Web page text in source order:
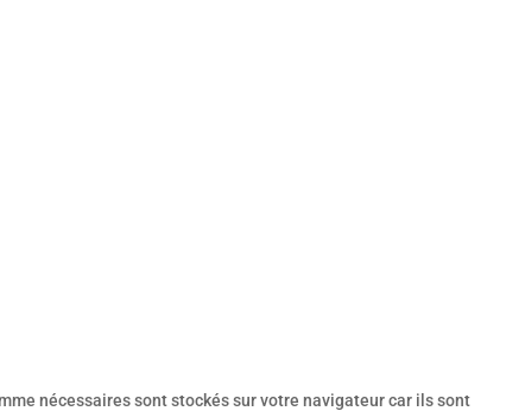
nécessaires sont stockés sur votre navigateur car ils sont